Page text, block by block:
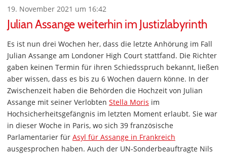
19. November 2021 um 16:42
Julian Assange weiterhin im Justizlabyrinth
Es ist nun drei Wochen her, dass die letzte Anhörung im Fall
Julian Assange am Londoner High Court stattfand. Die Richter
gaben keinen Termin für ihren Schiedsspruch bekannt, ließen
aber wissen, dass es bis zu 6 Wochen dauern könne. In der
Zwischenzeit haben die Behörden die Hochzeit von Julian
Assange mit seiner Verlobten Stella Moris im
Hochsicherheitsgefängnis im letzten Moment erlaubt. Sie war
in dieser Woche in Paris, wo sich 39 französische
Parlamentarier für Asyl für Assange in Frankreich
ausgesprochen haben. Auch der UN-Sonderbeauftragte Nils